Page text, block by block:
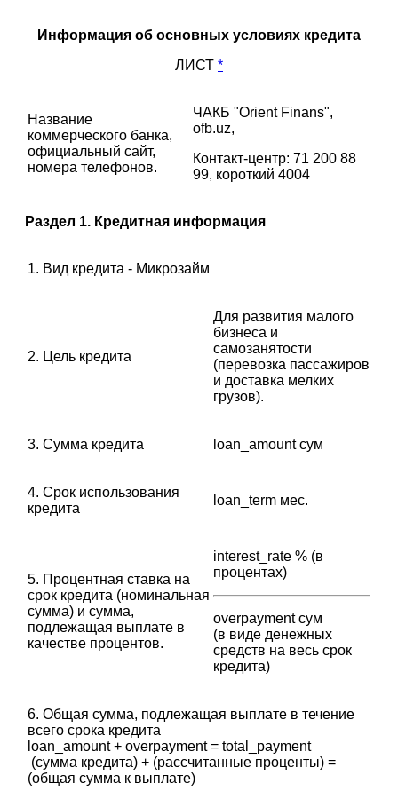
Информация об основных условиях кредита
ЛИСТ *
Название
коммерческого банка,
официальный сайт,
номера телефонов.
ЧАКБ "Orient Finans",
ofb.uz,
Контакт-центр: 71 200 88
99, короткий 4004
Раздел 1. Кредитная информация
1. Вид кредита - Микрозайм
2. Цель кредита
Для развития малого
бизнеса и
самозанятости
(перевозка пассажиров
и доставка мелких
грузов).
3. Сумма кредита loan_amount сум
4. Срок использования
кредита
loan_term мес.
5. Процентная ставка на
срок кредита (номинальная
сумма) и сумма,
подлежащая выплате в
качестве процентов.
interest_rate % (в
процентах)
overpayment сум
(в виде денежных
средств на весь срок
кредита)
6. Общая сумма, подлежащая выплате в течение
всего срока кредита
‎loan_amount + overpayment = total_payment
‎ (сумма кредита) + (рассчитанные проценты) =
(общая сумма к выплате)